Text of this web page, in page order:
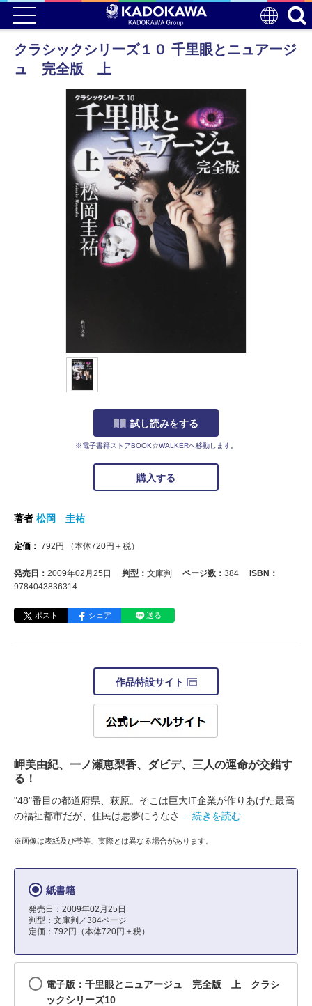
クラシックシリーズ１０ 千里眼とニュアージ
ュ 完全版 上
試し読みをする
※電子書籍ストアBOOK☆WALKERへ移動します。
購入する
著者 松岡 圭祐
定価： 792 円 （本体720円＋税）
発売日： 2009年02月25日 判型： 文庫判 ページ数： 384
ISBN：
9784043836314
ポスト シェア 送る
作品特設サイト
岬美由紀、一ノ瀬恵梨香、ダビデ、三人の運命が交錯す
る！
"48"番目の都道府県、萩原。そこは巨大IT企業が作りあげた最高
の福祉都市だが、住民は悪夢にうなさ
…続きを読む
※画像は表紙及び帯等、実際とは異なる場合があります。
紙書籍
発売日：2009年02月25日
判型：文庫判／384ページ
定価：792円（本体720円＋税）
電子版：千里眼とニュアージュ 完全版 上 クラシ
ックシリーズ10